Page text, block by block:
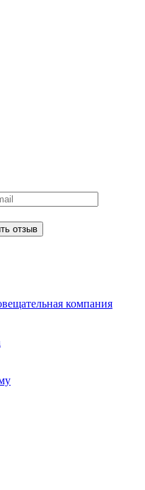
отзыв
компания